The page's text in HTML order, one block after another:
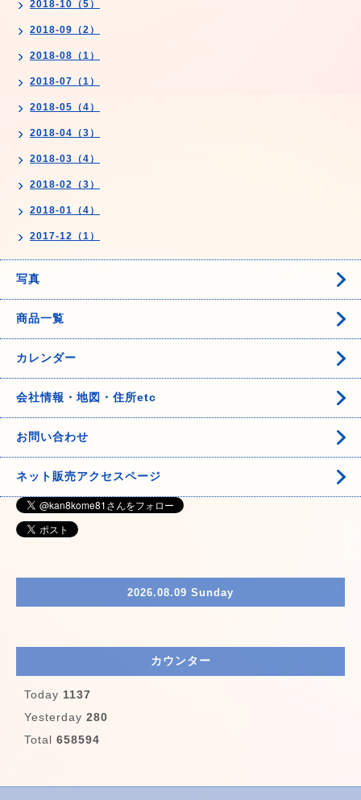
2018-10（5）
2018-09（2）
2018-08（1）
2018-07（1）
2018-05（4）
2018-04（3）
2018-03（4）
2018-02（3）
2018-01（4）
2017-12（1）
写真
商品一覧
カレンダー
会社情報・地図・住所etc
お問い合わせ
ネット販売アクセスページ
2026.08.09 Sunday
カウンター
Today 1137
Yesterday 280
Total 658594